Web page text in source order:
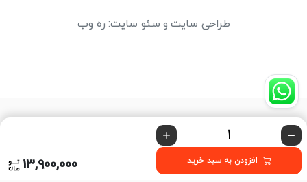
افزودن به سبد خرید 13,900,000
طراحی سایت و سئو سایت: ره وب